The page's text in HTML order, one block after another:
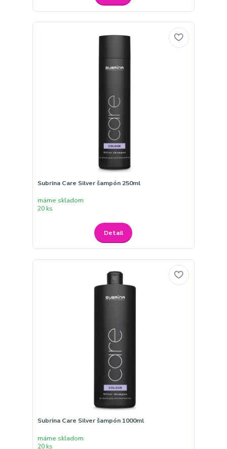
Subrina Care Silver šampón 250ml
máme skladom
20 ks
Detail
Subrina Care Silver šampón 1000ml
máme skladom
20 ks